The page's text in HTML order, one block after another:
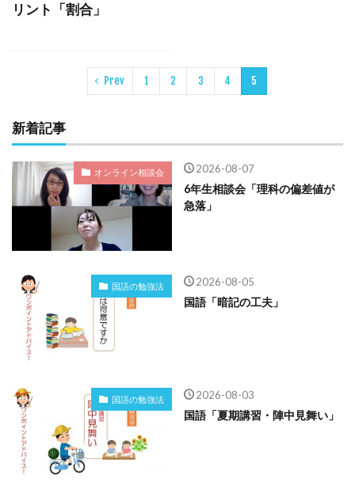
リント「割合」
Prev 1 2 3 4 5
新着記事
オンライン相談会 2026-08-07
6年生相談会「理科の偏差値が
急落」
国語の勉強法 2026-08-05
国語「暗記の工夫」
国語の勉強法 2026-08-03
国語「夏期講習・陣中見舞い」